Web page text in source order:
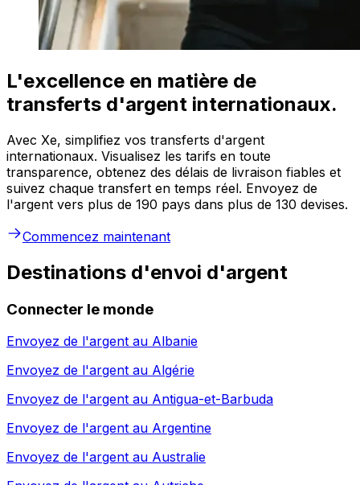
L'excellence en matière de
transferts d'argent internationaux.
Avec Xe, simplifiez vos transferts d'argent
internationaux. Visualisez les tarifs en toute
transparence, obtenez des délais de livraison fiables et
suivez chaque transfert en temps réel. Envoyez de
l'argent vers plus de 190 pays dans plus de 130 devises.
Commencez maintenant
Destinations d'envoi d'argent
Connecter le monde
Envoyez de l'argent au Albanie
Envoyez de l'argent au Algérie
Envoyez de l'argent au Antigua-et-Barbuda
Envoyez de l'argent au Argentine
Envoyez de l'argent au Australie